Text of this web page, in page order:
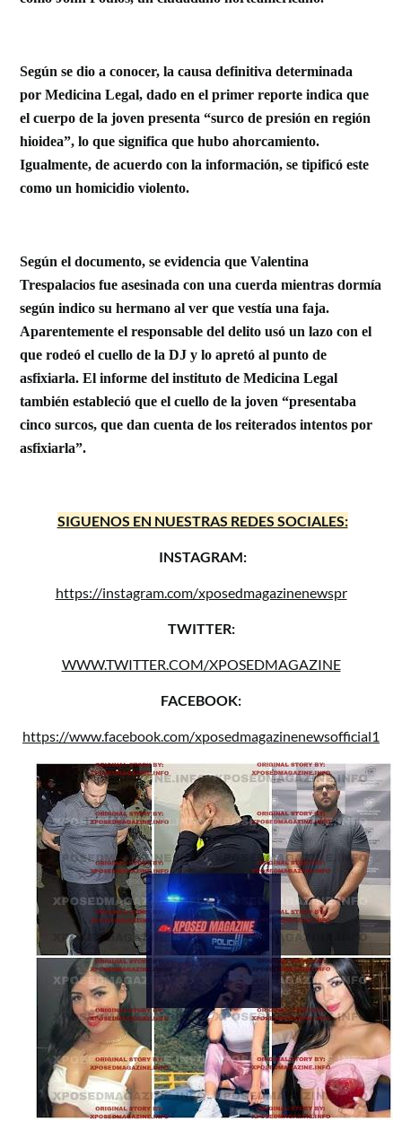
Según se dio a conocer, la causa definitiva determinada
porMedicina Legal, dado en el primer reporte indica que
el cuerpo de la joven presenta “surco de presión en región
hioidea”, lo que significa que hubo ahorcamiento.
Igualmente, de acuerdo con la información, se tipificó este
como un homicidio violento.
Según el documento, se evidencia que Valentina
Trespalacios fue asesinada con una cuerda mientras dormía
según indico su hermano al ver que vestía una faja.
Aparentementeel responsable del delito usó un lazo con el
que rodeó el cuello de la DJ y lo apretó al punto de
asfixiarla.El informe del instituto de Medicina Legal
también estableció que el cuello de la joven “presentaba
cinco surcos,que dan cuenta de los reiterados intentos por
asfixiarla”.
SIGUENOS EN NUESTRAS REDES SOCIALES:
INSTAGRAM:
https://instagram.com/xposedmagazinenewspr
TWITTER:
WWW.TWITTER.COM/XPOSEDMAGAZINE
FACEBOOK:
https://www.facebook.com/xposedmagazinenewsofficial1